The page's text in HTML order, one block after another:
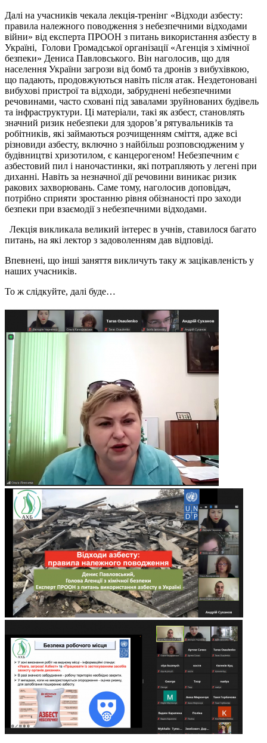
Далі на учасників чекала лекція-тренінг «Відходи азбесту:
правила належного поводження з небезпечними відходами
війни» від експерта ПРООН з питань використання азбесту в
Україні, Голови Громадської організації «Агенція з хімічної
безпеки» Дениса Павловського. Він наголосив, що для
населення України загрози від бомб та дронів з вибухівкою,
що падають, продовжуються навіть після атак. Нездетоновані
вибухові пристрої та відходи, забруднені небезпечними
речовинами, часто сховані під завалами зруйнованих будівель
та інфраструктури. Ці матеріали, такі як азбест, становлять
значний ризик небезпеки для здоров’я рятувальників та
робітників, які займаються розчищенням сміття, адже всі
різновиди азбесту, включно з найбільш розповсюдженим у
будівництві хризотилом, є канцерогеном! Небезпечним є
азбестовий пил і наночастинки, які потрапляють у легені при
диханні. Навіть за незначної дії речовини виникає ризик
ракових захворювань. Саме тому, наголосив доповідач,
потрібно сприяти зростанню рівня обізнаності про заходи
безпеки при взаємодії з небезпечними відходами.
Лекція викликала великий інтерес в учнів, ставилося багато
питань, на які лектор з задоволенням дав відповіді.
Впевнені, що інші заняття викличуть таку ж зацікавленість у
наших учасників.
То ж слідкуйте, далі буде…